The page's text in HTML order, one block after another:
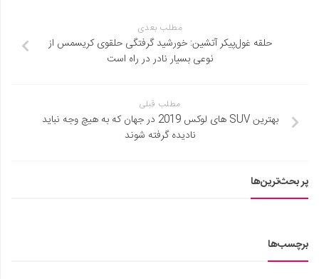
مطلب بعدی
حلقه غول‌پیکر آتشین: خورشید گرفتگی حلقوی کریسمس از
نوعی بسیار نادر در راه است
مطلب قبلی
بهترین SUV های لوکس 2019 در جهان که به هیچ وجه نباید
نادیده گرفته شوند
پر بحث‌ترین‌ها
برچسب‌ها